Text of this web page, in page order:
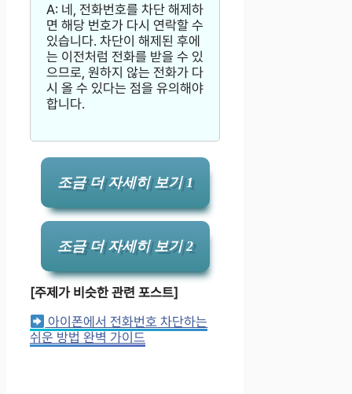
A: 네, 전화번호를 차단 해제하
면 해당 번호가 다시 연락할 수
있습니다. 차단이 해제된 후에
는 이전처럼 전화를 받을 수 있
으므로, 원하지 않는 전화가 다
시 올 수 있다는 점을 유의해야
합니다.
조금 더 자세히 보기 1
조금 더 자세히 보기 2
[주제가 비슷한 관련 포스트]
아이폰에서 전화번호 차단하는
쉬운 방법 완벽 가이드